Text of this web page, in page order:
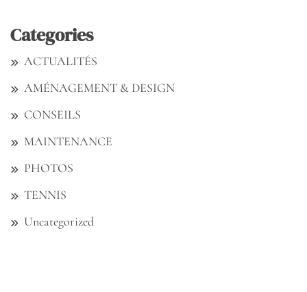
Categories
ACTUALITÉS
AMÉNAGEMENT & DESIGN
CONSEILS
MAINTENANCE
PHOTOS
TENNIS
Uncategorized